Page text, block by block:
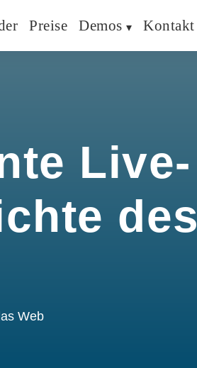
Preise Demos Kontakt
Live-
des
Web